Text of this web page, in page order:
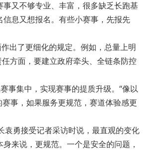
又不够专业、丰富，很多缺乏长跑基
息又想报名。有些小赛事，先报先
出了更细化的规定。例如，总量上明
方面，要建立政府牵头、全链条防控
事集中，实现赛事的提质升级。“像以
事，如果服务更规范，赛道体验感更
勇接受记者采访时说，最直观的变化
来说，更规范。一个是安全的问题，